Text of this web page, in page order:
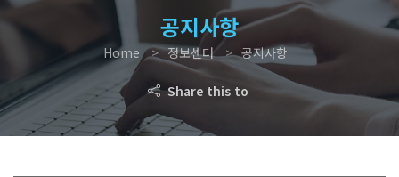
공지사항
Home 정보센터 공지사항
Share this to